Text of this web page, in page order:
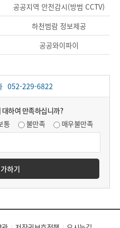
공공지역 안전감시(방범 CCTV)
하천범람 정보제공
공공와이파이
052-229-6822
하여 만족하십니까?
통 불만족 매우불만족
하기